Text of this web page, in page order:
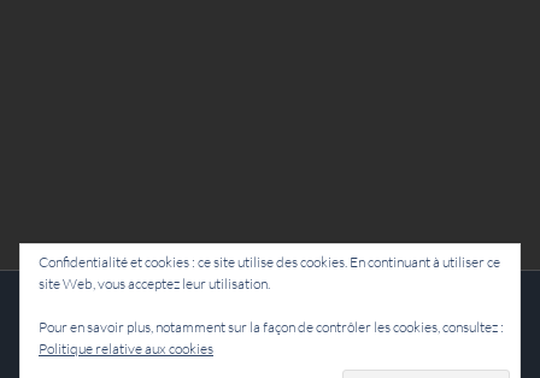
Confidentialité et cookies : ce site utilise des cookies. En continuant à utiliser ce
site Web, vous acceptez leur utilisation.
Pour en savoir plus, notamment sur la façon de contrôler les cookies, consultez :
Politique relative aux cookies